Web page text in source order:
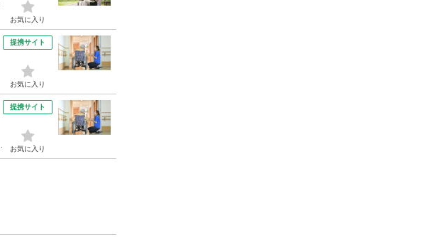
お気に入り
提携サイト
お気に入り
提携サイト
お気に入り